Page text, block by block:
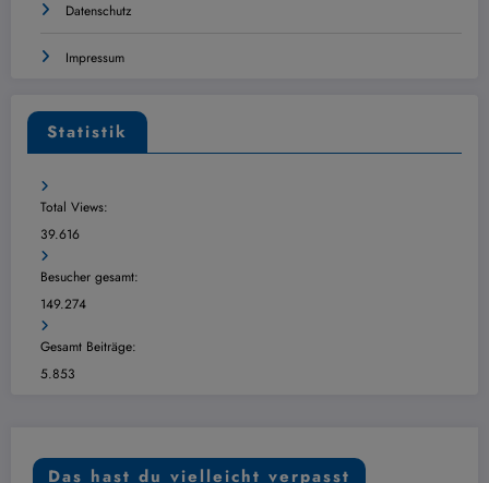
Datenschutz
Impressum
Statistik
Total Views:
39.616
Besucher gesamt:
149.274
Gesamt Beiträge:
5.853
Das hast du vielleicht verpasst